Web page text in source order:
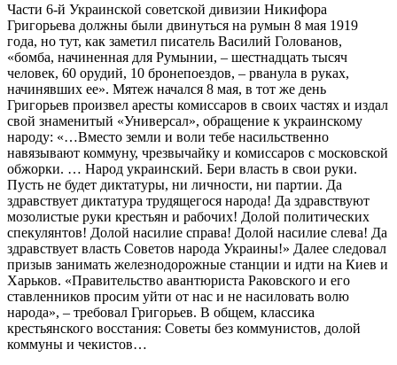
Части 6-й Украинской советской дивизии Никифора
Григорьева должны были двинуться на румын 8 мая 1919
года, но тут, как заметил писатель Василий Голованов,
«бомба, начиненная для Румынии, – шестнадцать тысяч
человек, 60 орудий, 10 бронепоездов, – рванула в руках,
начинявших ее». Мятеж начался 8 мая, в тот же день
Григорьев произвел аресты комиссаров в своих частях и издал
свой знаменитый «Универсал», обращение к украинскому
народу: «…Вместо земли и воли тебе насильственно
навязывают коммуну, чрезвычайку и комиссаров с московской
обжорки. … Народ украинский. Бери власть в свои руки.
Пусть не будет диктатуры, ни личности, ни партии. Да
здравствует диктатура трудящегося народа! Да здравствуют
мозолистые руки крестьян и рабочих! Долой политических
спекулянтов! Долой насилие справа! Долой насилие слева! Да
здравствует власть Советов народа Украины!» Далее следовал
призыв занимать железнодорожные станции и идти на Киев и
Харьков. «Правительство авантюриста Раковского и его
ставленников просим уйти от нас и не насиловать волю
народа», – требовал Григорьев. В общем, классика
крестьянского восстания: Советы без коммунистов, долой
коммуны и чекистов…